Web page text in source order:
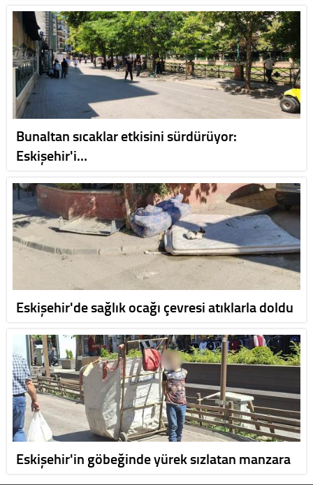
Bunaltan sıcaklar etkisini sürdürüyor:
Eskişehir'i…
Eskişehir'de sağlık ocağı çevresi atıklarla doldu
Eskişehir'in göbeğinde yürek sızlatan manzara